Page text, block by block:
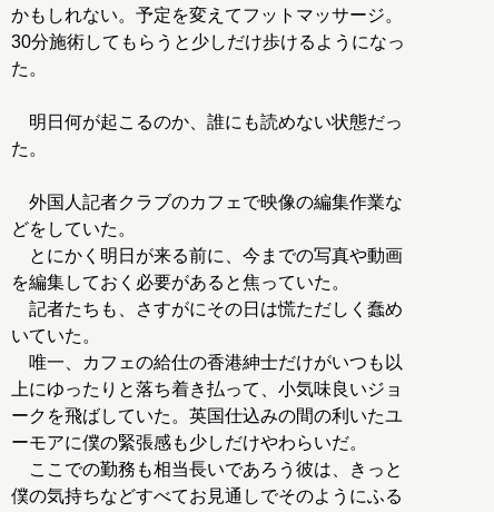
かもしれない。予定を変えてフットマッサージ。
30分施術してもらうと少しだけ歩けるようになっ
た。
明日何が起こるのか、誰にも読めない状態だっ
た。
外国人記者クラブのカフェで映像の編集作業な
どをしていた。
とにかく明日が来る前に、今までの写真や動画
を編集しておく必要があると焦っていた。
記者たちも、さすがにその日は慌ただしく蠢め
いていた。
唯一、カフェの給仕の香港紳士だけがいつも以
上にゆったりと落ち着き払って、小気味良いジョ
ークを飛ばしていた。英国仕込みの間の利いたユ
ーモアに僕の緊張感も少しだけやわらいだ。
ここでの勤務も相当長いであろう彼は、きっと
僕の気持ちなどすべてお見通しでそのようにふる